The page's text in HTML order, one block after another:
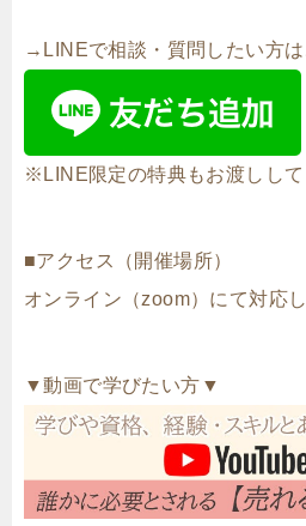
→LINEで相談・質問したい方は
※LINE限定の特典もお渡しして
■アクセス（開催場所）
オンライン（zoom）にて対応
▼動画で学びたい方▼